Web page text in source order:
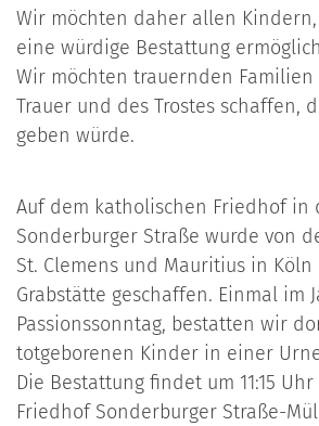
Wir möchten daher allen
eine würdige Bestattung
Wir möchten trauernden
Trauer und des Trostes schaffen,
geben würde.
Auf dem katholischen Friedhof in
Sonderburger Straße wurde von
St. Clemens und Mauritius in
Grabstätte geschaffen. Einmal im
Passionssonntag, bestatten wir
totgeborenen Kinder in einer
Die Bestattung findet um 11:15
Friedhof Sonderburger Straße-